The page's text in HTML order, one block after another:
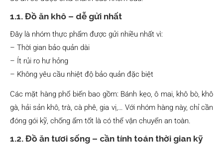
1.1. Đồ ăn khô – dễ gửi nhất
Đây là nhóm thực phẩm được gửi nhiều nhất vì:
– Thời gian bảo quản dài
– Ít rủi ro hư hỏng
– Không yêu cầu nhiệt độ bảo quản đặc biệt
Các mặt hàng phổ biến bao gồm: Bánh kẹo, ô mai, khô bò, khô
gà, hải sản khô, trà, cà phê, gia vị,… Với nhóm hàng này, chỉ cần
đóng gói kỹ, chống ẩm tốt là có thể vận chuyển an toàn.
1.2. Đồ ăn tươi sống – cần tính toán thời gian kỹ